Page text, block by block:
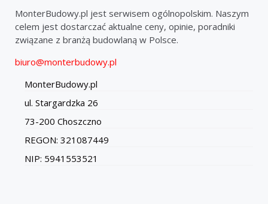
MonterBudowy.pl jest serwisem ogólnopolskim. Naszym
celem jest dostarczać aktualne ceny, opinie, poradniki
związane z branżą budowlaną w Polsce.
biuro@monterbudowy.pl
MonterBudowy.pl
ul. Stargardzka 26
73-200 Choszczno
REGON: 321087449
NIP: 5941553521